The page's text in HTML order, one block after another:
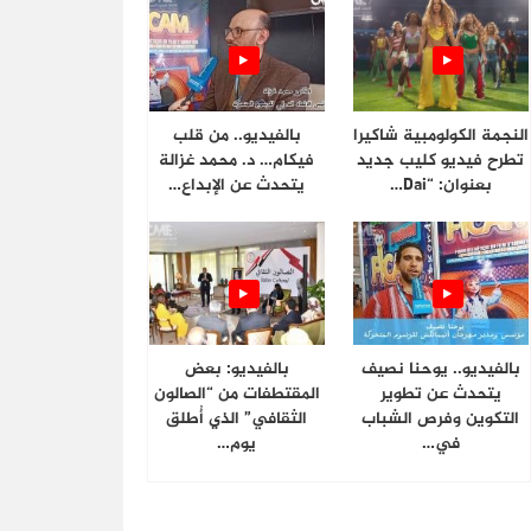
النجمة الكولومبية شاكيرا
تطرح فيديو كليب جديد
بعنوان: “Dai…
بالفيديو.. من قلب
فيكام… د. محمد غزالة
يتحدث عن الإبداع…
بالفيديو.. يوحنا نصيف
يتحدث عن تطوير
التكوين وفرص الشباب
في…
بالفيديو: بعض
المقتطفات من “الصالون
الثقافي” الذي أُطلق
يوم…